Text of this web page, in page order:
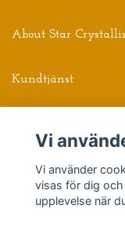
About Star
Kundtjänst
Sociala medier
Vi
Vi använder
visas för dig
upplevelse när